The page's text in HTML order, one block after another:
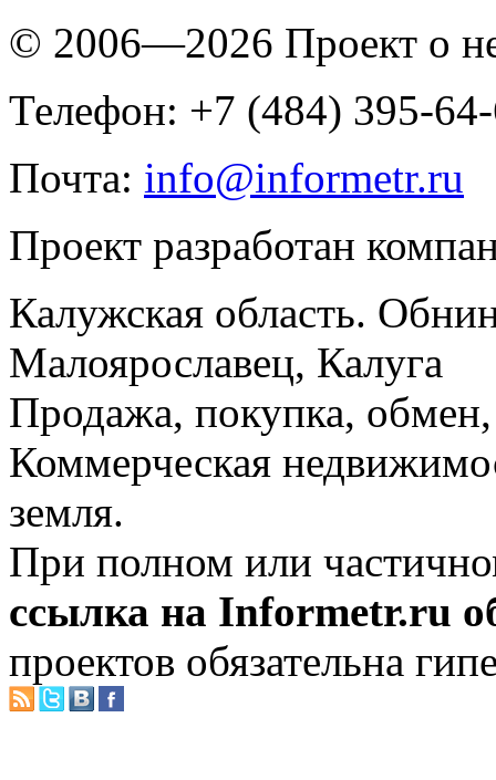
© 2006—2026 Проект о
Телефон: +7 (484) 395-
Почта: info@informetr.ru
Проект разработан
Калужская область.
Малоярославец, Калуга
Продажа, покупка, обмен,
Коммерческая
земля.
При полном или
ссылка на Informetr.ru
проектов обязательна